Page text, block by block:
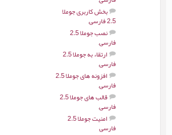
بخش کاربری جوملا
2.5 فارسی
,
نصب جوملا 2.5
فارسی,
ارتقاء به جوملا 2.5
فارسی,
افزونه های جوملا 2.5
فارسی,
قالب های جوملا 2.5
فارسی,
امنیت جوملا 2.5
فارسی